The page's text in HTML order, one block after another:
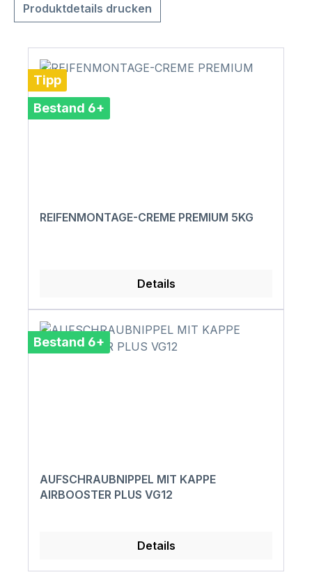
Produktdetails drucken
Tipp
Bestand 6+
REIFENMONTAGE-CREME PREMIUM 5KG
Details
Bestand 6+
AUFSCHRAUBNIPPEL MIT KAPPE
AIRBOOSTER PLUS VG12
Details